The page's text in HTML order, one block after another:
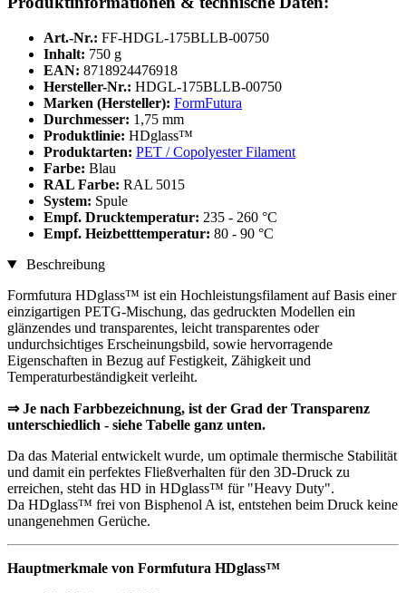
Art.-Nr.: FF-HDGL-175BLLB-00750
Inhalt: 750 g
EAN: 8718924476918
Hersteller-Nr.: HDGL-175BLLB-00750
Marken (Hersteller): FormFutura
Durchmesser: 1,75 mm
Produktlinie: HDglass™
Produktarten: PET / Copolyester Filament
Farbe: Blau
RAL Farbe: RAL 5015
System: Spule
Empf. Drucktemperatur: 235 - 260 °C
Empf. Heizbetttemperatur: 80 - 90 °C
Beschreibung
Formfutura HDglass™ ist ein Hochleistungsfilament auf Basis einer
einzigartigen PETG-Mischung, das gedruckten Modellen ein
glänzendes und transparentes, leicht transparentes oder
undurchsichtiges Erscheinungsbild, sowie hervorragende
Eigenschaften in Bezug auf Festigkeit, Zähigkeit und
Temperaturbeständigkeit verleiht.
⇒ Je nach Farbbezeichnung, ist der Grad der Transparenz
unterschiedlich - siehe Tabelle ganz unten.
Da das Material entwickelt wurde, um optimale thermische Stabilität
und damit ein perfektes Fließverhalten für den 3D-Druck zu
erreichen, steht das HD in HDglass™ für "Heavy Duty".
Da HDglass™ frei von Bisphenol A ist, entstehen beim Druck keine
unangenehmen Gerüche.
Hauptmerkmale von Formfutura HDglass™